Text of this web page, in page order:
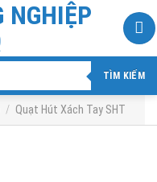
TÌM KIẾM
/ Quạt Hút Xách Tay SHT